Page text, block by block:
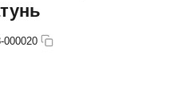
000020